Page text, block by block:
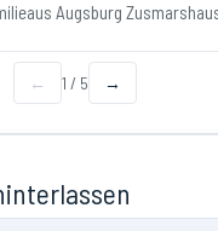
Augsburg
← 1 / 5 →